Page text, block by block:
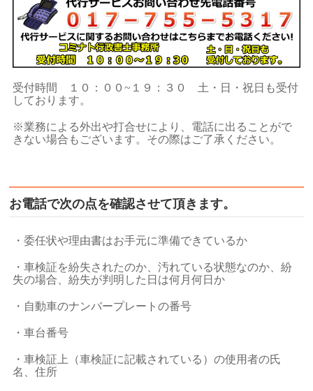
受付時間 １０：００~１９：３０ 土・日・祝日も受付
しております。
※業務による外出や打合せにより、電話に出ることがで
きない場合もございます。その際はご了承ください。
お電話で次の点を確認させて頂きます。
・委任状や理由書はお手元に準備できているか
・車検証を紛失されたのか、汚れている状態なのか、紛
失の場合、紛失が判明した日は何月何日か
・自動車のナンバープレートの番号
・車台番号
・車検証上（車検証に記載されている）の使用者の氏
名、住所